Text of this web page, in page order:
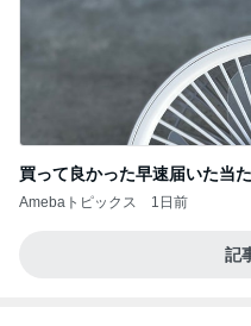
買って良かった早速届いた当
Amebaトピックス 1日前
記